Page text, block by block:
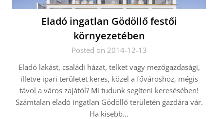
Eladó ingatlan Gödöllő festői
környezetében
Posted on 2014-12-13
Eladó lakást, családi házat, telket vagy mezőgazdasági,
illetve ipari területet keres, közel a fővároshoz, mégis
távol a város zajától? Mi tudunk segíteni keresésében!
Számtalan eladó ingatlan Gödöllő területén gazdára vár.
Ha kisebb…